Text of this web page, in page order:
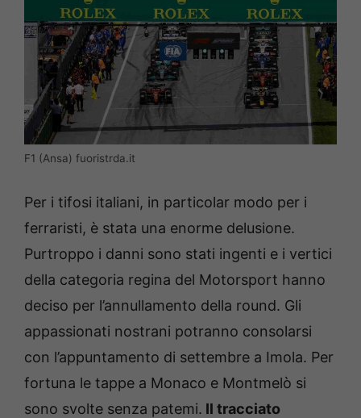
F1 (Ansa) fuoristrda.it
Per i tifosi italiani, in particolar modo per i
ferraristi, è stata una enorme delusione.
Purtroppo i danni sono stati ingenti e i vertici
della categoria regina del Motorsport hanno
deciso per l’annullamento della round. Gli
appassionati nostrani potranno consolarsi
con l’appuntamento di settembre a Imola. Per
fortuna le tappe a Monaco e Montmelò si
sono svolte senza patemi. Il tracciato